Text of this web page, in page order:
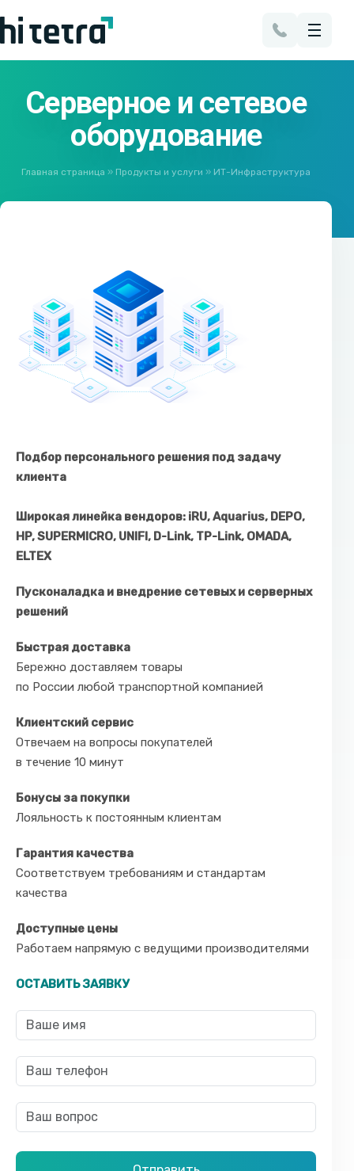
Серверное и сетевое
оборудование
Главная страница » Продукты и услуги » ИТ-Инфраструктура
Подбор персонального решения под задачу
клиента
Широкая линейка вендоров: iRU, Aquarius, DEPO,
HP, SUPERMICRO, UNIFI, D-Link, TP-Link, OMADA,
ELTEX
Пусконаладка и внедрение сетевых и серверных
решений
Быстрая доставка
Бережно доставляем товары
по России любой транспортной компанией
Клиентский сервис
Отвечаем на вопросы покупателей
в течение 10 минут
Бонусы за покупки
Лояльность к постоянным клиентам
Гарантия качества
Соответствуем требованиям и стандартам
качества
Доступные цены
Работаем напрямую с ведущими производителями
ОСТАВИТЬ ЗАЯВКУ